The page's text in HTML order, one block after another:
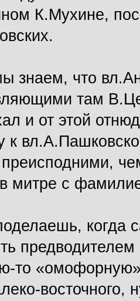
К.Мухине,
знаем, что
там
и от этой
к
митре с
когда
то
восточного,